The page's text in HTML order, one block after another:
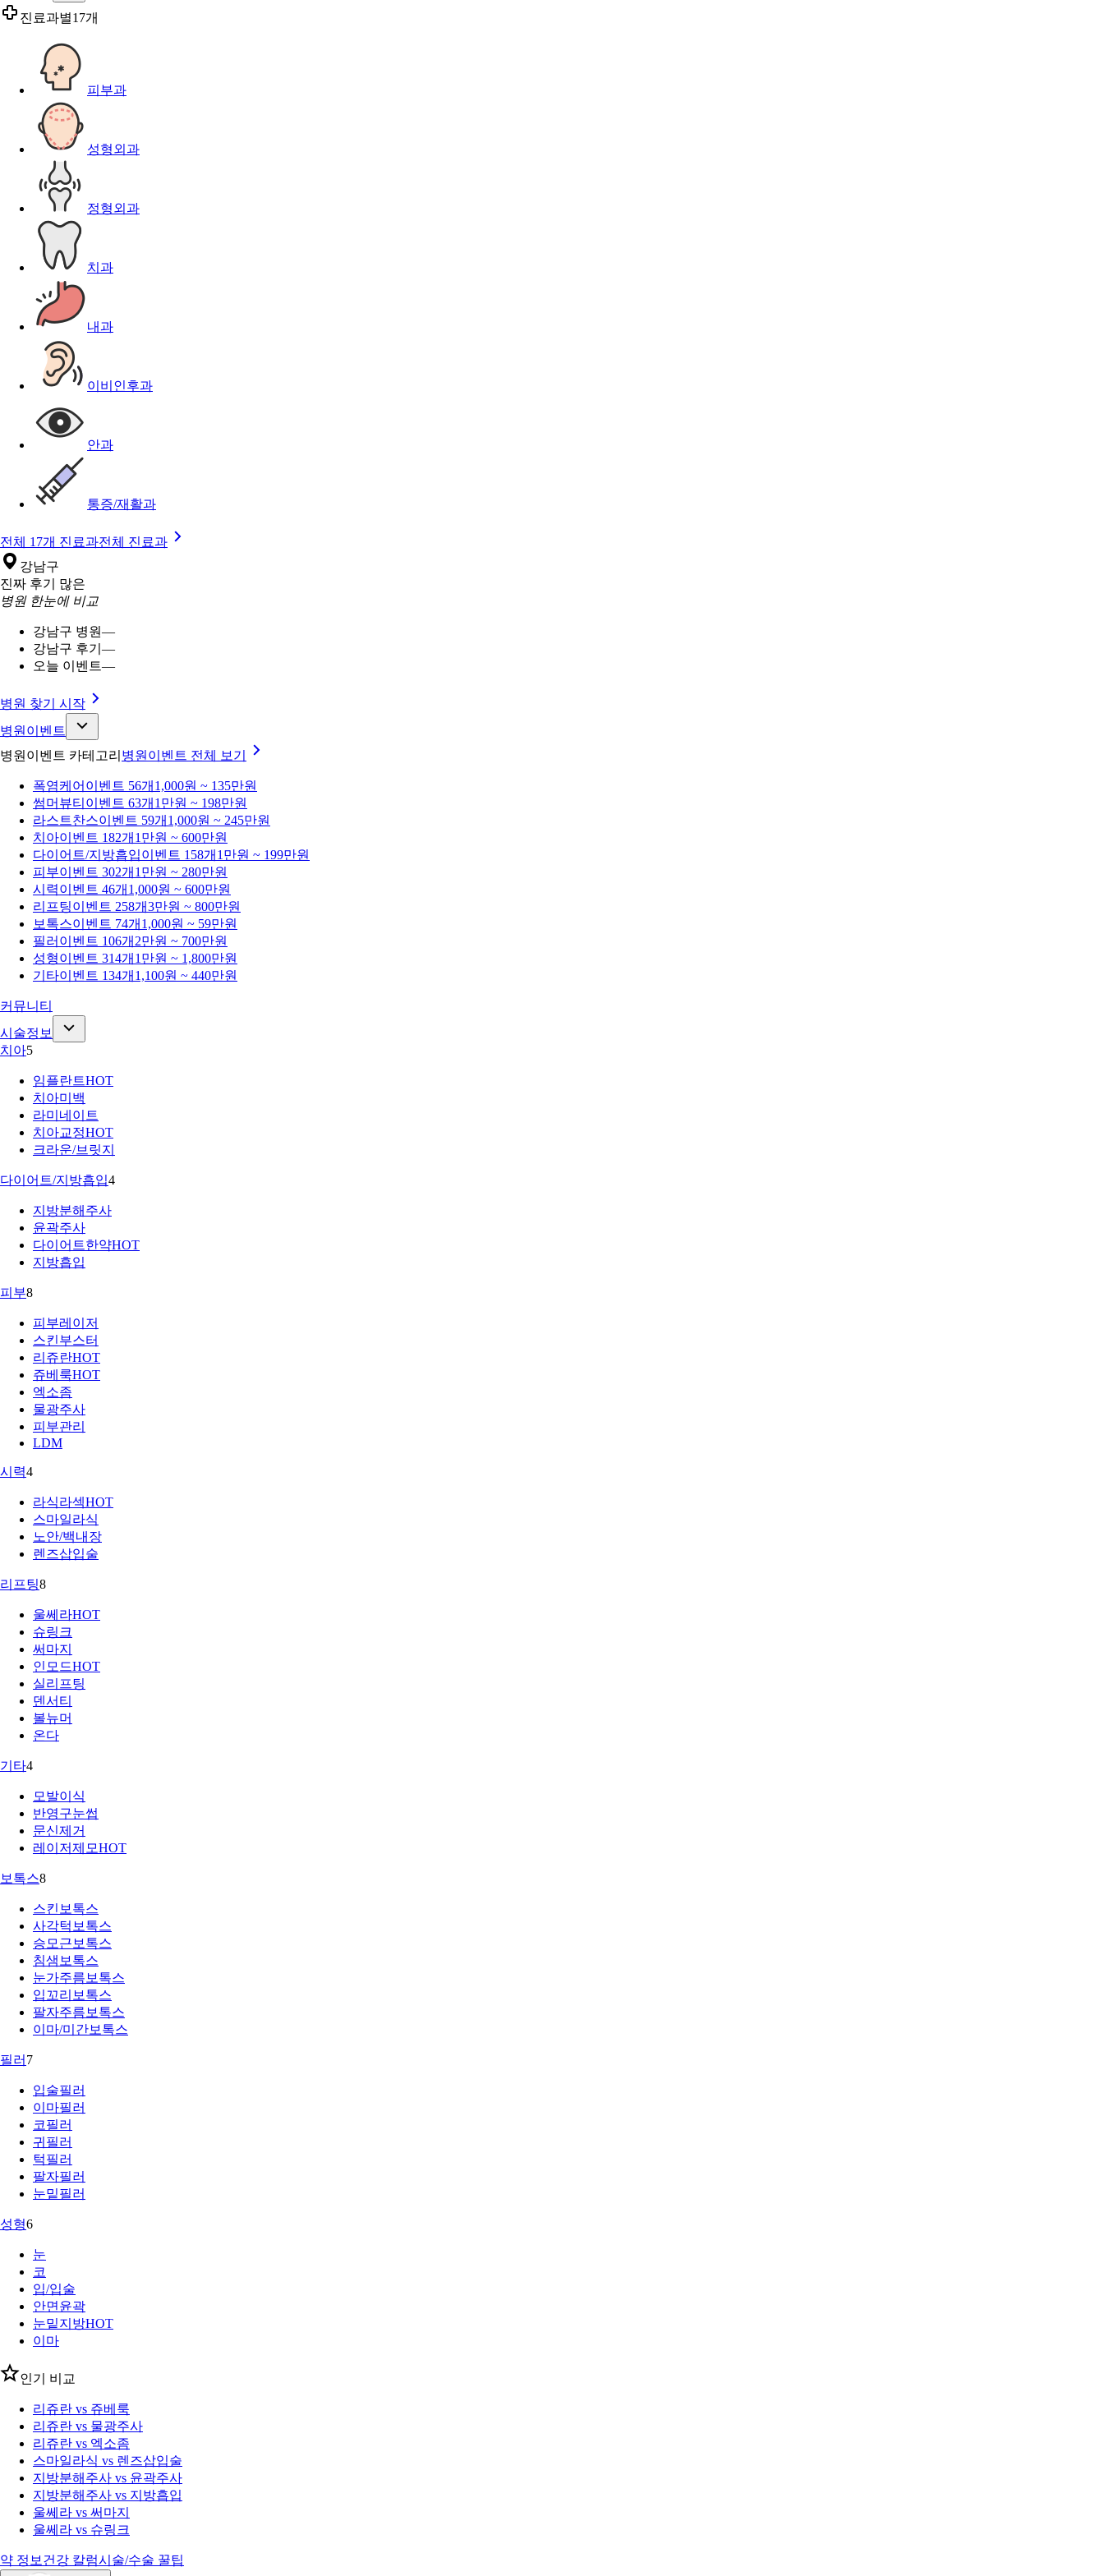
진료과별17개
피부과
성형외과
정형외과
치과
내과
이비인후과
안과
통증/재활과
전체 17개 진료과전체 진료과
강남구
진짜 후기 많은
병원 한눈에 비교
강남구 병원—
강남구 후기 —
오늘 이벤트—
병원 찾기 시작
병원이벤트
병원이벤트 카테고리 병원이벤트 전체 보기
폭염케어 이벤트 56개 1,000원 ~ 135만원
썸머뷰티 이벤트 63개 1만원 ~ 198만원
라스트찬스이벤트 59개 1,000원 ~ 245만원
치아이벤트 182개 1만원 ~ 600만원
다이어트/지방흡입이벤트 158개 1만원 ~ 199만원
피부이벤트 302개 1만원 ~ 280만원
시력이벤트 46개 1,000원 ~ 600만원
리프팅이벤트 258개3만원 ~ 800만원
보톡스이벤트 74개 1,000원 ~ 59만원
필러 이벤트 106개 2만원 ~ 700만원
성형이벤트 314개 1만원 ~ 1,800만원
기타이벤트 134개 1,100원 ~ 440만원
커뮤니티
시술정보
치아5
임플란트HOT
치아미백
라미네이트
치아교정HOT
크라운/브릿지
다이어트/지방흡입4
지방분해주사
윤곽주사
다이어트한약HOT
지방흡입
피부8
피부레이저
스킨부스터
리쥬란HOT
쥬베룩HOT
엑소좀
물광주사
피부관리
LDM
시력4
라식라섹HOT
스마일라식
노안/백내장
렌즈삽입술
리프팅8
울쎄라HOT
슈링크
써마지
인모드HOT
실리프팅
덴서티
볼뉴머
온다
기타4
모발이식
반영구눈썹
문신제거
레이저제모HOT
보톡스8
스킨보톡스
사각턱보톡스
승모근보톡스
침샘보톡스
눈가주름보톡스
입꼬리보톡스
팔자주름보톡스
이마/미간보톡스
필러 7
입술필러
이마필러
코필러
귀필러
턱필러
팔자필러
눈밑필러
성형6
눈
코
입/입술
안면윤곽
눈밑지방HOT
이마
인기 비교
리쥬란 vs 쥬베룩
리쥬란 vs 물광주사
리쥬란 vs 엑소좀
스마일라식 vs 렌즈삽입술
지방분해주사 vs 윤곽주사
지방분해주사 vs 지방흡입
울쎄라 vs 써마지
울쎄라 vs 슈링크
약 정보 건강 칼럼시술/수술 꿀팁